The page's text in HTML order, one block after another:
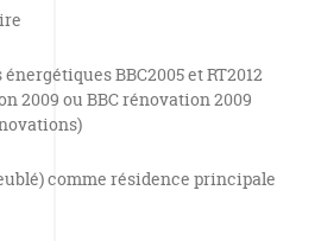
BBC2005 et RT2012
2009 ou BBC rénovation 2009
comme résidence principale